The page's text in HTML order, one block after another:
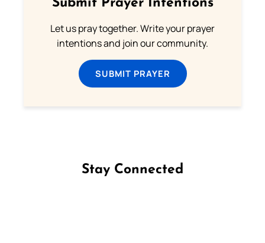
Submit Prayer Intentions
Let us pray together. Write your prayer
intentions and join our community.
SUBMIT PRAYER
Stay Connected